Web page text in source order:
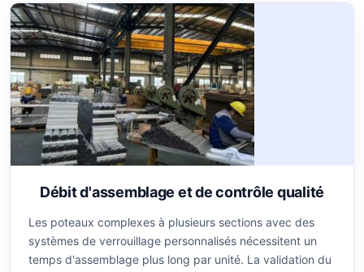
Débit d'assemblage et de contrôle qualité
Les poteaux complexes à plusieurs sections avec des
systèmes de verrouillage personnalisés nécessitent un
temps d'assemblage plus long par unité. La validation du